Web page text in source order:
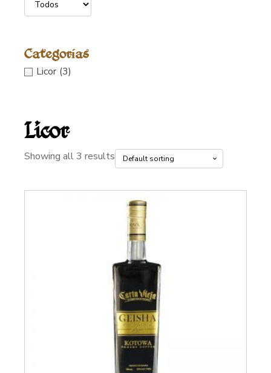
Categorías
Licor (3)
Licor
Showing all 3 results